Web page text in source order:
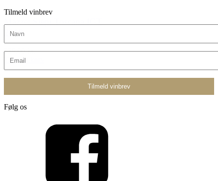
2019
839,00 kr.
Tilføj til kurv
Tilmeld vinbrev
Følg os